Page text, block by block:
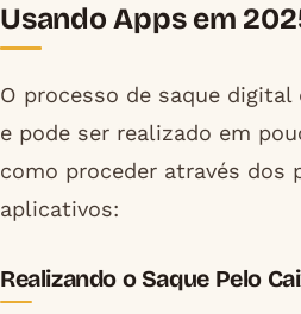
Usando Apps em
O processo de saque digital
e pode ser realizado em
como proceder através dos
aplicativos:
Realizando o Saque Pelo